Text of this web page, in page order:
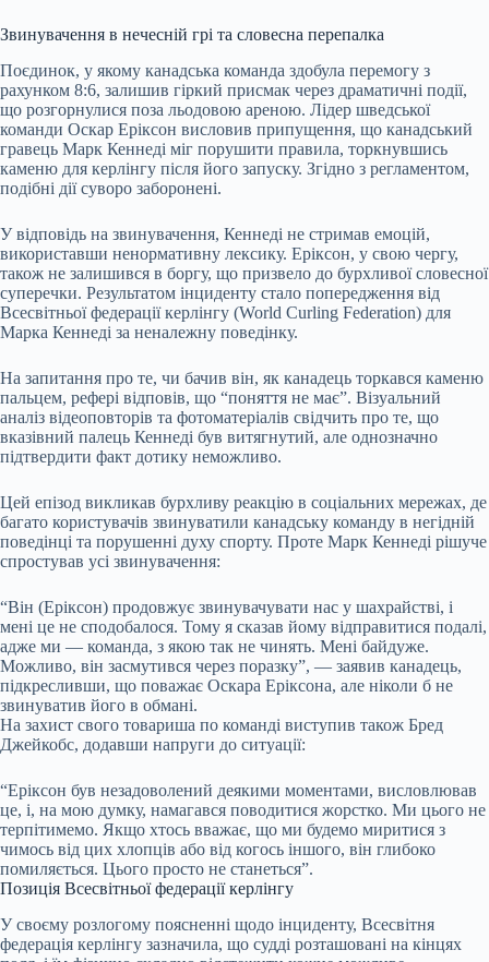
Звинувачення в нечесній грі та словесна перепалка
Поєдинок, у якому канадська команда здобула перемогу з
рахунком 8:6, залишив гіркий присмак через драматичні події,
що розгорнулися поза льодовою ареною. Лідер шведської
команди Оскар Еріксон висловив припущення, що канадський
гравець Марк Кеннеді міг порушити правила, торкнувшись
каменю для керлінгу після його запуску. Згідно з регламентом,
подібні дії суворо заборонені.
У відповідь на звинувачення, Кеннеді не стримав емоцій,
використавши ненормативну лексику. Еріксон, у свою чергу,
також не залишився в боргу, що призвело до бурхливої словесної
суперечки. Результатом інциденту стало попередження від
Всесвітньої федерації керлінгу (World Curling Federation) для
Марка Кеннеді за неналежну поведінку.
На запитання про те, чи бачив він, як канадець торкався каменю
пальцем, рефері відповів, що “поняття не має”. Візуальний
аналіз відеоповторів та фотоматеріалів свідчить про те, що
вказівний палець Кеннеді був витягнутий, але однозначно
підтвердити факт дотику неможливо.
Цей епізод викликав бурхливу реакцію в соціальних мережах, де
багато користувачів звинуватили канадську команду в негідній
поведінці та порушенні духу спорту. Проте Марк Кеннеді рішуче
спростував усі звинувачення:
“Він (Еріксон) продовжує звинувачувати нас у шахрайстві, і
мені це не сподобалося. Тому я сказав йому відправитися подалі,
адже ми — команда, з якою так не чинять. Мені байдуже.
Можливо, він засмутився через поразку”, — заявив канадець,
підкресливши, що поважає Оскара Еріксона, але ніколи б не
звинуватив його в обмані.
На захист свого товариша по команді виступив також Бред
Джейкобс, додавши напруги до ситуації:
“Еріксон був незадоволений деякими моментами, висловлював
це, і, на мою думку, намагався поводитися жорстко. Ми цього не
терпітимемо. Якщо хтось вважає, що ми будемо миритися з
чимось від цих хлопців або від когось іншого, він глибоко
помиляється. Цього просто не станеться”.
Позиція Всесвітньої федерації керлінгу
У своєму розлогому поясненні щодо інциденту, Всесвітня
федерація керлінгу зазначила, що судді розташовані на кінцях